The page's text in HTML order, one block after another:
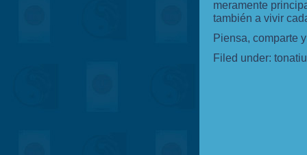
meramente
también a vivir
Piensa, comparte
Filed under: